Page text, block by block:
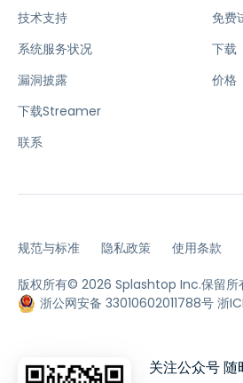
技术支持
系统服务状况
漏洞披露
下载Streamer
联系
免费
下载
价格
规范与标准 隐私政策 使用条款
版权所有© 2026 Splashtop Inc.保留所
浙公网安备 33010602011788号 浙
关注公众号